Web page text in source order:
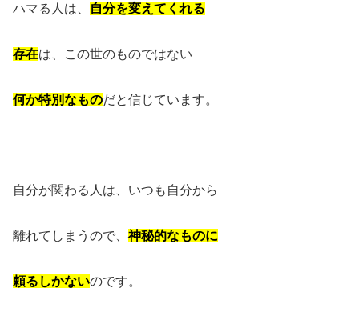
ハマる人は、 自分を変えてくれる
存在は、この世のものではない
何か特別なものだと信じています。
自分が関わる人は、いつも自分から
離れてしまうので、神秘的なものに
頼るしかないのです。